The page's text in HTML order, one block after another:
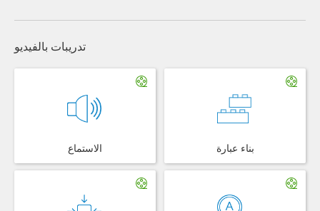
تدريبات بالفيديو
الاستماع بناء عبارة